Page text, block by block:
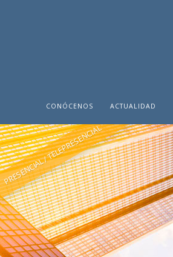
CONÓCENOS ACTUALIDAD
PRESENCIAL / TELEPRESENCIAL